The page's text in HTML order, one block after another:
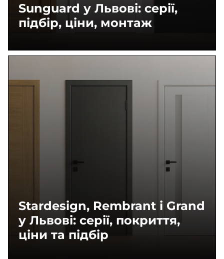
Sunguard у Львові: серії,
підбір, ціни, монтаж
Stardesign, Rembrant і Grand
у Львові: серії, покриття,
ціни та підбір